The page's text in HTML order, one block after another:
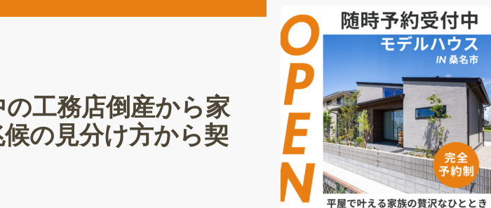
の工務店倒産から家
の見分け方から契